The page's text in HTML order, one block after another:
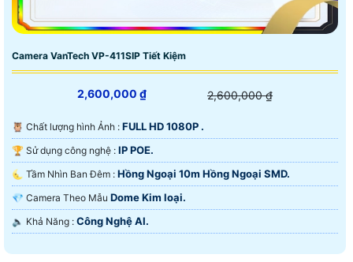
Camera VanTech VP-411SIP Tiết Kiệm
2,600,000 ₫ 2,600,000 ₫
🦉 Chất lượng hình Ảnh : FULL HD 1080P .
🏆 Sử dụng công nghệ : IP POE.
🌜 Tầm Nhìn Ban Đêm : Hồng Ngoại 10m Hồng Ngoại SMD.
💎 Camera Theo Mẫu Dome Kim loại.
️🔈 Khả Năng : Công Nghệ AI.